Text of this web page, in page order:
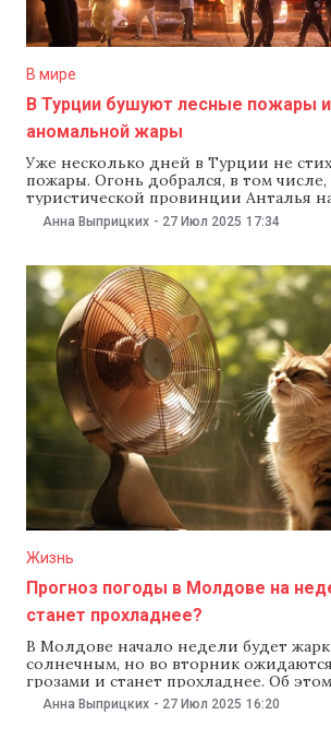
В мире
В Турции бушуют лесные пожары
аномальной жары
Уже несколько дней в Турции не
пожары. Огонь добрался, в том числе,
туристической провинции Анталья
до города Бурса, расположенного на
27 июля сообщает издание
возгораний. Только 26 июля
Анна Выприцких - 27 Июл 2025 17:34
Жизнь
Прогноз погоды в Молдове на
станет прохладнее?
В Молдове начало недели будет
солнечным, но во вторник
грозами и станет прохладнее. Об
Государственный
28 июля, на юге страны и
Анна Выприцких - 27 Июл 2025 16:20